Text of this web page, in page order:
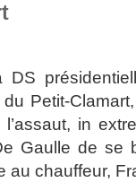
Petit-
in
Gaulle de se
au chauffeur,